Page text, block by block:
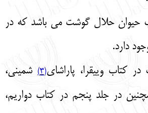
حیوان حلال گوشت می‌ باشد که در
دارد.
کتاب وییقرا، پاراشای(3)
شمینی،
در جلد پنجم در کتاب دواریم،